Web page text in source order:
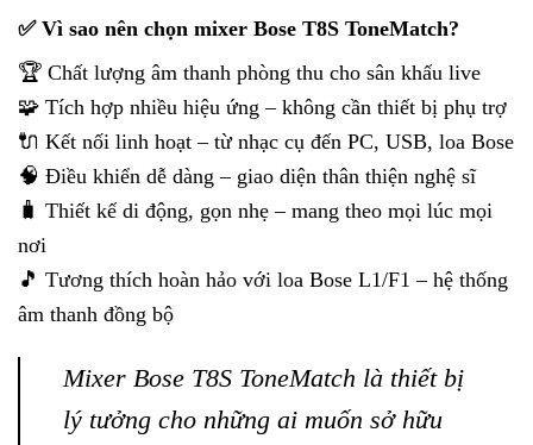
✅ Vì sao nên chọn mixer Bose T8S ToneMatch?
🏆 Chất lượng âm thanh phòng thu cho sân khấu live
🧩 Tích hợp nhiều hiệu ứng – không cần thiết bị phụ trợ
🔌 Kết nối linh hoạt – từ nhạc cụ đến PC, USB, loa Bose
🧠 Điều khiển dễ dàng – giao diện thân thiện nghệ sĩ
🧳 Thiết kế di động, gọn nhẹ – mang theo mọi lúc mọi
nơi
🎵 Tương thích hoàn hảo với loa Bose L1/F1 – hệ thống
âm thanh đồng bộ
Mixer Bose T8S ToneMatch là thiết bị
lý tưởng cho những ai muốn sở hữu